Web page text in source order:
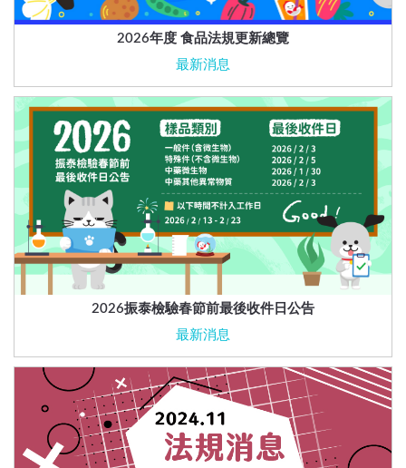
2026年度 食品法規更新總覽
最新消息
2026振泰檢驗春節前最後收件日公告
最新消息